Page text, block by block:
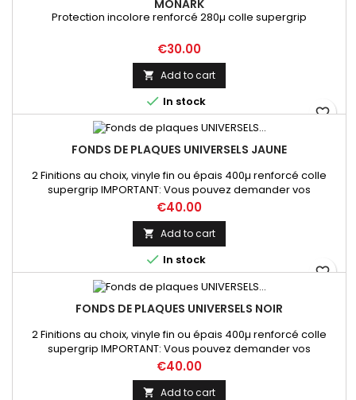
MONARK
Protection incolore renforcé 280µ colle supergrip
Price
€30.00
 Add to cart
 In stock
favorite_border
FONDS DE PLAQUES UNIVERSELS JAUNE
2 Finitions au choix, vinyle fin ou épais 400µ renforcé colle
supergrip IMPORTANT: Vous pouvez demander vos
dimensions précises par mail lors de votre commande sur ce
produit
Price
€40.00
 Add to cart
 In stock
favorite_border
FONDS DE PLAQUES UNIVERSELS NOIR
2 Finitions au choix, vinyle fin ou épais 400µ renforcé colle
supergrip IMPORTANT: Vous pouvez demander vos
dimensions précises par mail lors de votre commande sur ce
produit
Price
€40.00
 Add to cart